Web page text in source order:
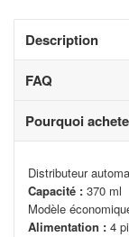
Description
FAQ
Pourquoi
Distributeur
Capacité : 370 ml
Modèle
Alimentation : 4